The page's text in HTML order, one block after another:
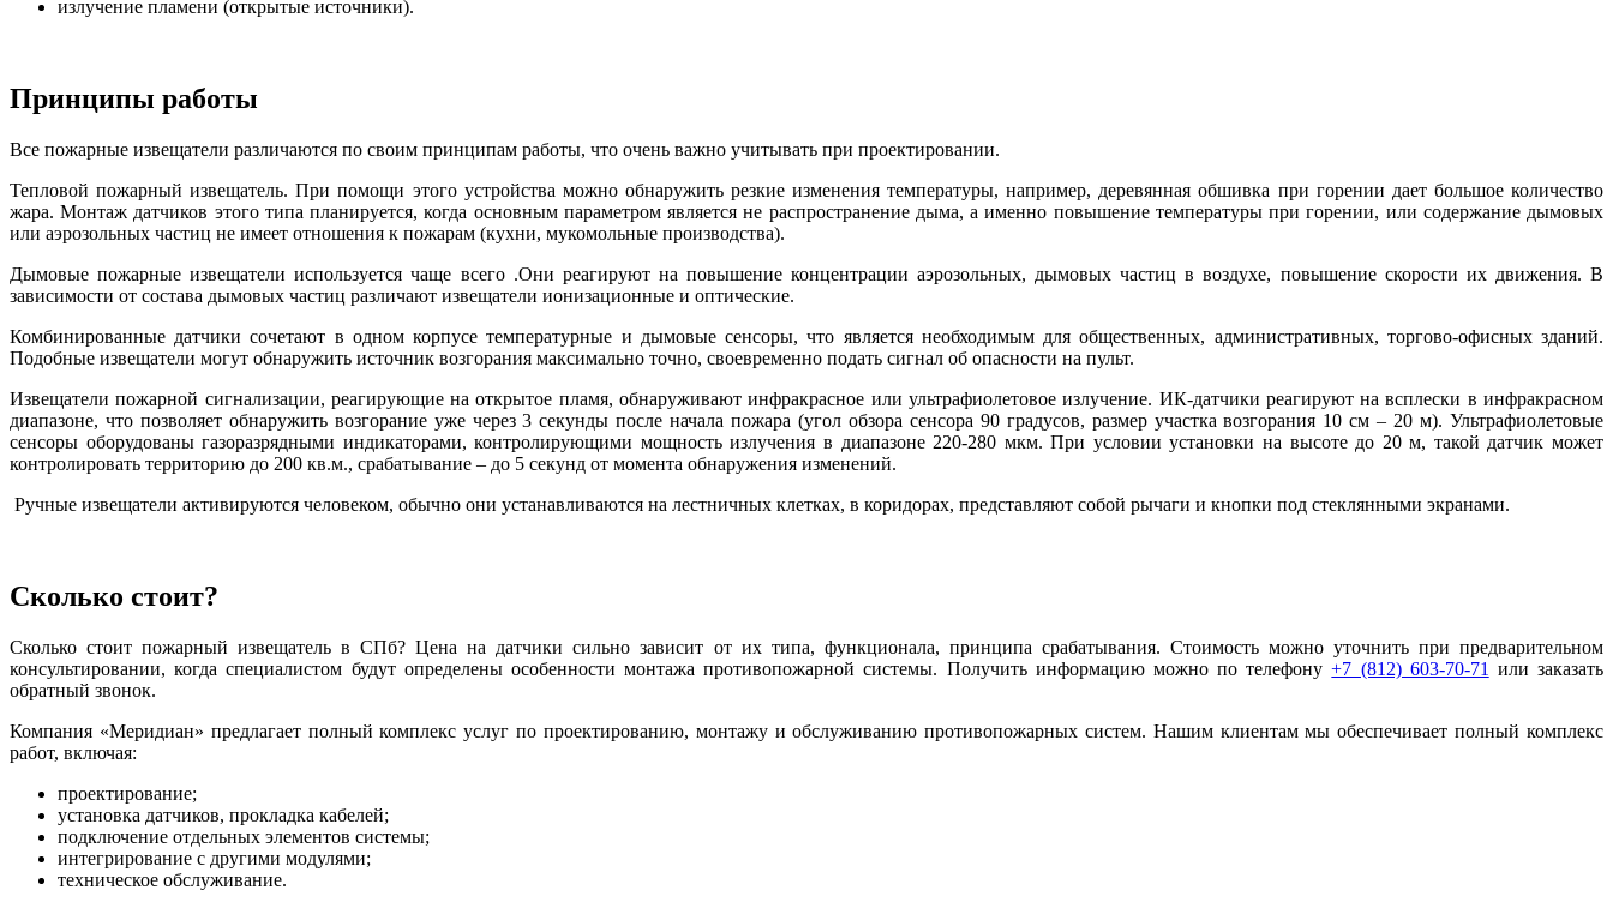
излучение пламени (открытые источники).
Принципы работы
Все пожарные извещатели различаются по своим принципам работы, что очень важно учитывать при проектировании.
Тепловой пожарный извещатель. При помощи этого устройства можно обнаружить резкие изменения температуры, например, деревянная обшивка при горении дает большое количество
жара. Монтаж датчиков этого типа планируется, когда основным параметром является не распространение дыма, а именно повышение температуры при горении, или содержание дымовых
или аэрозольных частиц не имеет отношения к пожарам (кухни, мукомольные производства).
Дымовые пожарные извещатели используется чаще всего .Они реагируют на повышение концентрации аэрозольных, дымовых частиц в воздухе, повышение скорости их движения. В
зависимости от состава дымовых частиц различают извещатели ионизационные и оптические.
Комбинированные датчики сочетают в одном корпусе температурные и дымовые сенсоры, что является необходимым для общественных, административных, торгово-офисных зданий.
Подобные извещатели могут обнаружить источник возгорания максимально точно, своевременно подать сигнал об опасности на пульт.
Извещатели пожарной сигнализации, реагирующие на открытое пламя, обнаруживают инфракрасное или ультрафиолетовое излучение. ИК-датчики реагируют на всплески в инфракрасном
диапазоне, что позволяет обнаружить возгорание уже через 3 секунды после начала пожара (угол обзора сенсора 90 градусов, размер участка возгорания 10 см – 20 м). Ультрафиолетовые
сенсоры оборудованы газоразрядными индикаторами, контролирующими мощность излучения в диапазоне 220-280 мкм. При условии установки на высоте до 20 м, такой датчик может
контролировать территорию до 200 кв.м., срабатывание – до 5 секунд от момента обнаружения изменений.
Ручные извещатели активируются человеком, обычно они устанавливаются на лестничных клетках, в коридорах, представляют собой рычаги и кнопки под стеклянными экранами.
Сколько стоит?
Сколько стоит пожарный извещатель в СПб? Цена на датчики сильно зависит от их типа, функционала, принципа срабатывания. Стоимость можно уточнить при предварительном
консультировании, когда специалистом будут определены особенности монтажа противопожарной системы. Получить информацию можно по телефону+7 (812) 603-70-71 или заказать
обратный звонок.
Компания «Меридиан» предлагает полный комплекс услуг по проектированию, монтажу и обслуживанию противопожарных систем. Нашим клиентам мы обеспечивает полный комплекс
работ, включая:
проектирование;
установка датчиков, прокладка кабелей;
подключение отдельных элементов системы;
интегрирование с другими модулями;
техническое обслуживание.